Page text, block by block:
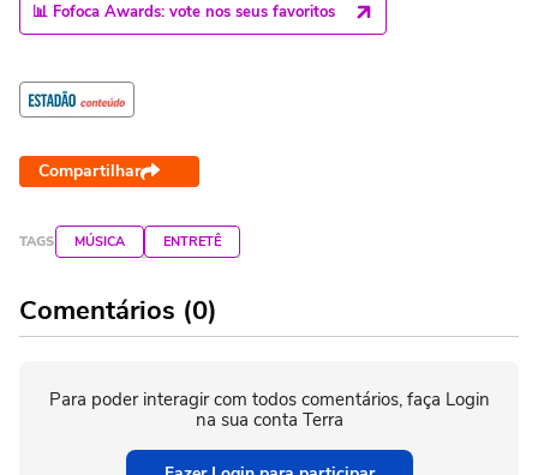
📊 Fofoca Awards: vote nos seus favoritos
Compartilhar
TAGS MÚSICA ENTRETÊ
Comentários (0)
Para poder interagir com todos comentários, faça Login
na sua conta Terra